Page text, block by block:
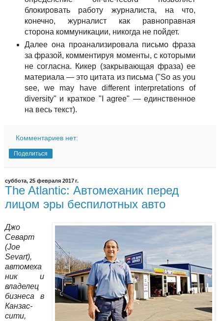
блокировать работу журналиста, на что,
конечно, журналист как равноправная
сторона коммуникации, никогда не пойдет.
Далее она проанализировала письмо фраза
за фразой, комментируя моменты, с которыми
не согласна. Кикер (закрывающая фраза) ее
материала — это цитата из письма ("So as you
see, we may have different interpretations of
diversity" и краткое "I agree" — единственное
на весь текст).
Комментариев нет:
Поделиться
суббота, 25 февраля 2017 г.
The Atlantic: Автомеханик перед
лицом эры беспилотных авто
Джо
Севарт
(Joe
Sevart),
автомеха
ник и
владелец
бизнеса в
Канзас-
сити,